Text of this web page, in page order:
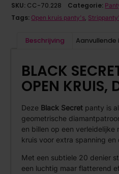
SKU: CC-70.228 Categorie:
Tags: Open kruis panty's,
Beschrijving
BLACK
OPEN KRUIS,
Deze Black Secret panty is
geometrische
en billen op een verleidelijke
kruis voor extra spanning
Met een subtiele 20 denier
een luchtig maar flatterend